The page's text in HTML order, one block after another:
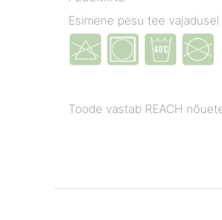
Esimene pesu tee
Toode vastab REACH